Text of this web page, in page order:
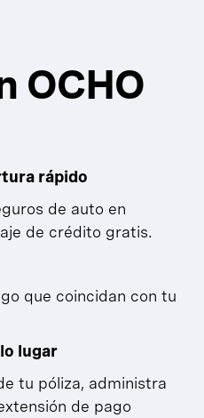
OCHO
rápido
de auto en
de crédito gratis.
que coincidan con tu
lugar
tu póliza, administra
de pago